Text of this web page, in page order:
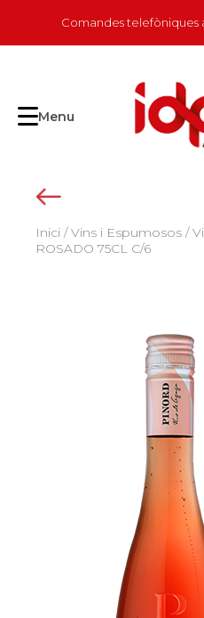
content
Comandes telefòniques
Menu
Inici /Vins i Espumosos /
ROSADO 75CL C/6